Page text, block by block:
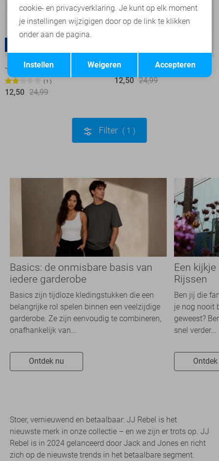
JJ Rebel Jeans
1
12,50 24,99
JJ Rebel Jeans
12,50 24,99
Filter 1
Basics: de onmisbare basis van
iedere garderobe
Basics zijn tijdloze kledingstukken die een
belangrijke rol spelen binnen een veelzijdige
garderobe. Ze zijn eenvoudig te combineren,
onafhankelijk van...
Ontdek nu
Een
Rijssen
Ben jij die
je nog nooit
geweest?
snel verder...
Stoer, vernieuwend en betaalbaar: JJ Rebel is het
nieuwste merk in onze collectie – en we zijn er trots op. JJ
Rebel is in 2024 gelanceerd door Jack and Jones en richt
zich op de nieuwste trends in het betaalbare segment.
Terug Opslaan
cookie- en privacyverklaring. Je kunt op elk moment
je instellingen wijzigigen door op de link te klikken
onder aan de pagina.
Accepteren
Weigeren
Instellen